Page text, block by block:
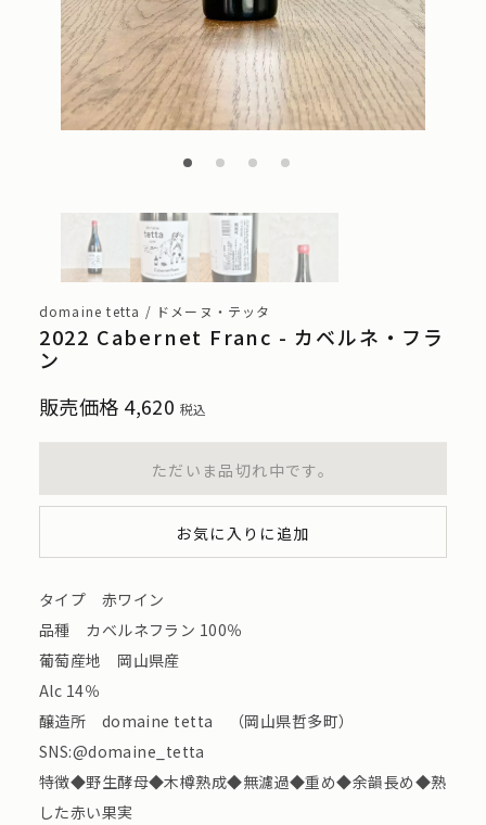
domaine tetta / ドメーヌ・テッタ
2022 Cabernet Franc - カベルネ・フラ
ン
販売価格 4,620 税込
ただいま品切れ中です。
お気に入りに追加
タイプ 赤ワイン
品種 カベルネフラン 100％
葡萄産地 岡山県産
Alc 14％
醸造所 domaine tetta （岡山県哲多町）
SNS:@domaine_tetta
特徴◆野生酵母◆木樽熟成◆無濾過◆重め◆余韻長め◆熟
した赤い果実